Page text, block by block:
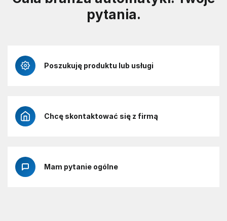
pytania.
Poszukuję produktu lub usługi
Chcę skontaktować się z firmą
Mam pytanie ogólne